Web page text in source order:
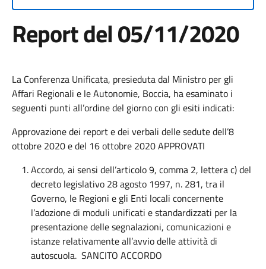
Report del 05/11/2020
La Conferenza Unificata, presieduta dal Ministro per gli
Affari Regionali e le Autonomie, Boccia, ha esaminato i
seguenti punti all’ordine del giorno con gli esiti indicati:
Approvazione dei report e dei verbali delle sedute dell’8
ottobre 2020 e del 16 ottobre 2020 APPROVATI
Accordo, ai sensi dell’articolo 9, comma 2, lettera c) del
decreto legislativo 28 agosto 1997, n. 281, tra il
Governo, le Regioni e gli Enti locali concernente
l’adozione di moduli unificati e standardizzati per la
presentazione delle segnalazioni, comunicazioni e
istanze relativamente all’avvio delle attività di
autoscuola. SANCITO ACCORDO